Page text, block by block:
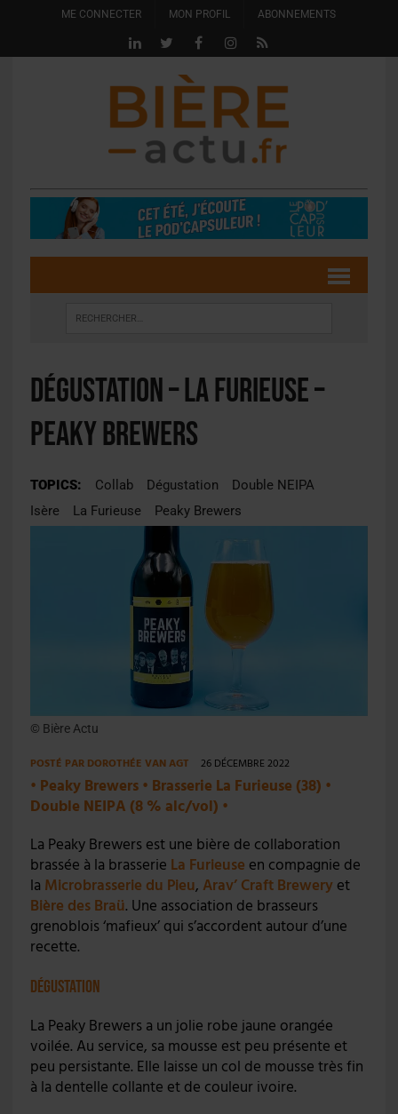
ME CONNECTER MON PROFIL ABONNEMENTS
Dégustation – La Furieuse –
Peaky Brewers
TOPICS: Collab Dégustation
Double NEIPA
Isère
La Furieuse Peaky Brewers
© Bière Actu
POSTÉ PAR DOROTHÉE VAN AGT 26 DÉCEMBRE 2022
• Peaky Brewers • Brasserie La Furieuse (38) •
Double NEIPA (8 % alc/vol) •
La Peaky Brewers est une bière de collaboration
brassée à la brasserie La Furieuse en compagnie de
la Microbrasserie du Pieu, Arav’ Craft Breweryet
Bière des Braü. Une association de brasseurs
grenoblois ‘mafieux’ qui s’accordent autour d’une
recette.
Dégustation
La Peaky Brewers a un jolie robe jaune orangée
voilée. Au service, sa mousse est peu présente et
peu persistante. Elle laisse un col de mousse très fin
à la dentelle collante et de couleur ivoire.